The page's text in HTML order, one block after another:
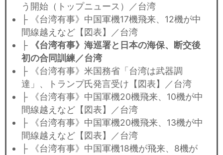
う開始（トップニュース）／台湾
├ 《台湾有事》中国軍機17機飛来、12機が中
間線越えなど【図表】／台湾
├
《台湾有事》海巡署と日本の海保、断交後
初の合同訓練／台湾
├ 《台湾有事》米国務省「台湾は武器調
達」、トランプ氏発言受け【図表】／台湾
├ 《台湾有事》中国軍機20機飛来、10機が中
間線越えなど【図表】／台湾
├ 《台湾有事》中国軍機20機飛来、13機が中
間線越えなど【図表】／台湾
├ 《台湾有事》中国軍機18機が飛来、8機が